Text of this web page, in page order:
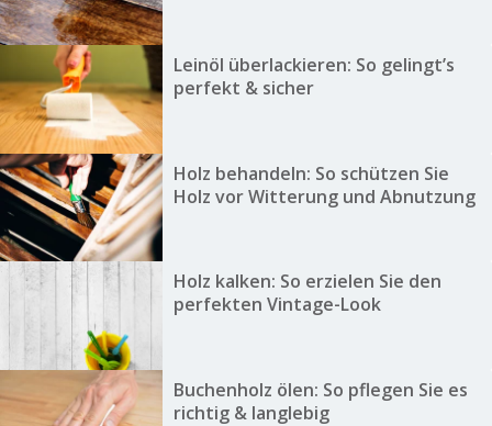
Leinöl überlackieren: So gelingt’s
perfekt & sicher
Holz behandeln: So schützen Sie
Holz vor Witterung und Abnutzung
Holz kalken: So erzielen Sie den
perfekten Vintage-Look
Buchenholz ölen: So pflegen Sie es
richtig & langlebig